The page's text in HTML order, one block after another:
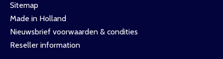
Sitemap
Made in Holland
Nieuwsbrief voorwaarden & condities
Reseller information